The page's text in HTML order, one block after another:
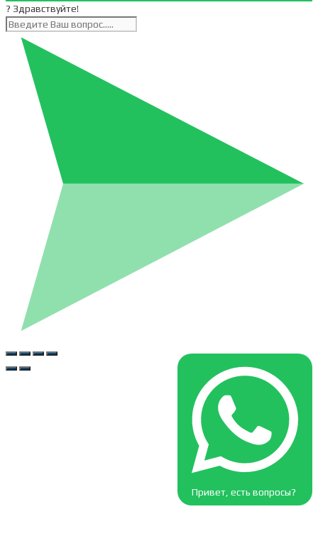
? Здравствуйте!
Привет, есть вопросы?